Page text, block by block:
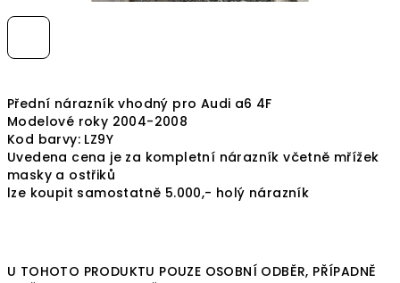
Přední nárazník vhodný pro Audi a6 4F
Modelové roky 2004-2008
Kod barvy: LZ9Y
Uvedena cena je za kompletní nárazník včetně mřížek
masky a ostřiků
lze koupit samostatně 5.000,- holý nárazník
U TOHOTO PRODUKTU POUZE OSOBNÍ ODBĚR, PŘÍPADNĚ